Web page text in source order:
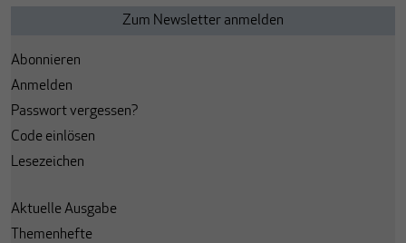
Abonnieren
Anmelden
Passwort vergessen?
Code einlösen
Lesezeichen
Aktuelle Ausgabe
Themenhefte